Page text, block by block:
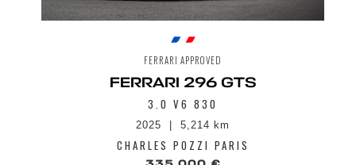
FERRARI APPROVED
FERRARI 296 GTS
3.0 V6 830
2025 5,214 km
CHARLES POZZI PARIS